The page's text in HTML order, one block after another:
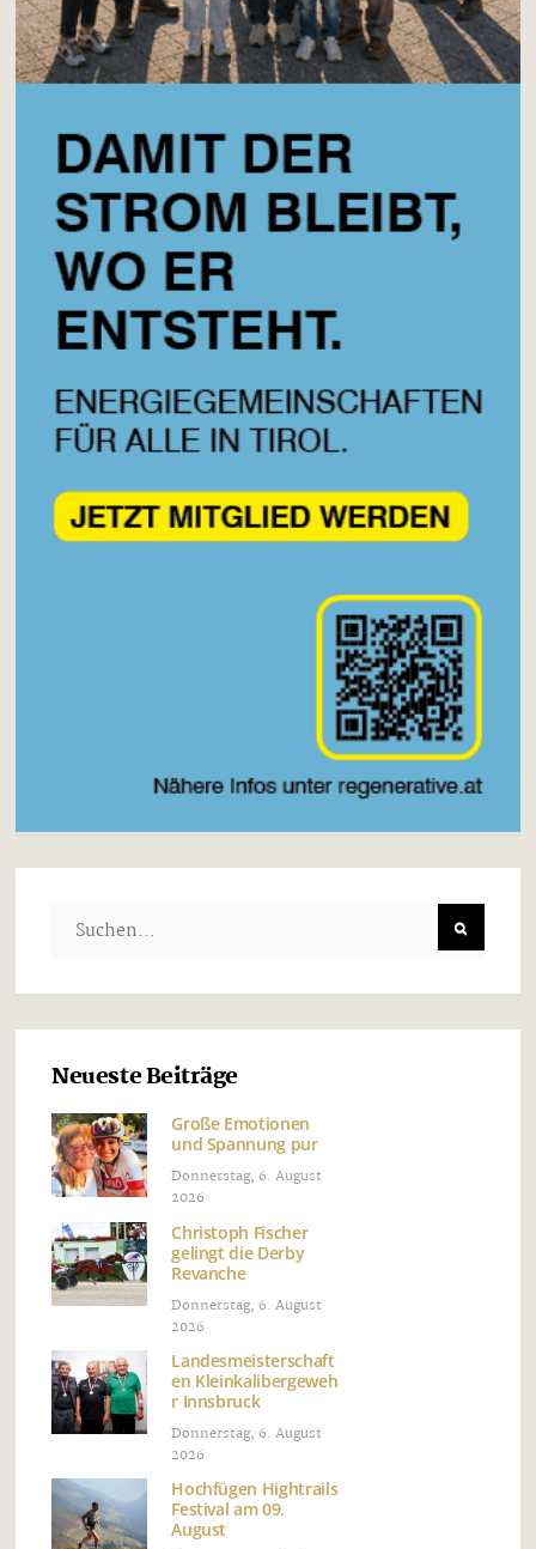
Neueste Beiträge
Große Emotionen
und Spannung pur
Donnerstag, 6. August
2026
Christoph Fischer
gelingt die Derby
Revanche
Donnerstag, 6. August
2026
Landesmeisterschaft
en Kleinkalibergeweh
r Innsbruck
Donnerstag, 6. August
2026
Hochfügen Hightrails
Festival am 09.
August